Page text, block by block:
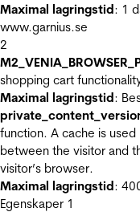
Maximal lagringstid: 1
www.garnius.se
2
shopping cart
Maximal lagringstid:
function. A cache is
between the visitor and
visitor’s browser.
Maximal lagringstid:
Egenskaper 1